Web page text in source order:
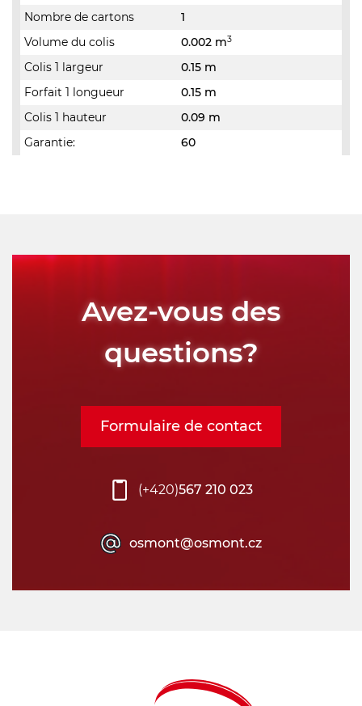
Nombre de cartons
1
Volume du colis
0.002 m3
Colis 1 largeur
0.15 m
Forfait 1 longueur
0.15 m
Colis 1 hauteur
0.09 m
Garantie:
60
Avez-vous des
questions?
(+420)567 210 023
osmont@osmont.cz
Formulaire de contact